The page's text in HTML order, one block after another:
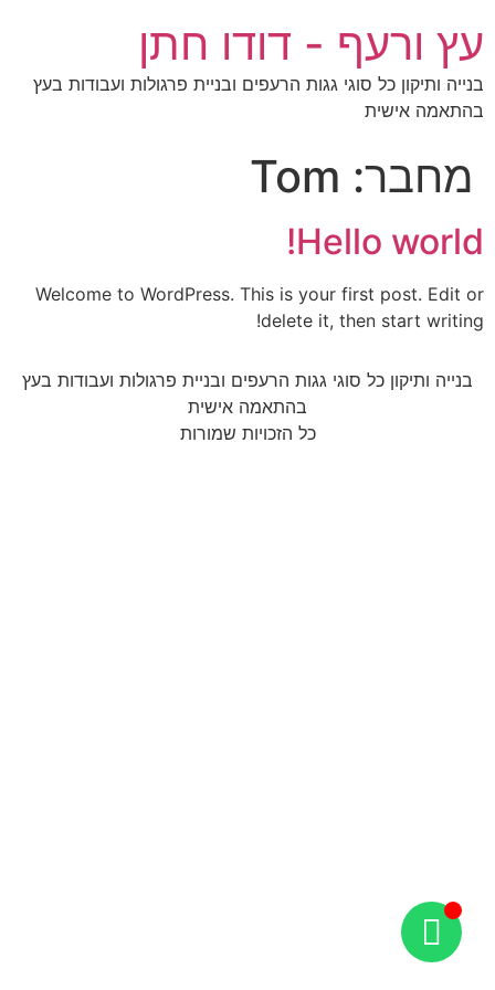
עץ ורעף - דודו חתן
בנייה ותיקון כל סוגי גגות הרעפים ובניית פרגולות ועבודות בעץ
בהתאמה אישית
מחבר: Tom
Hello world!
Welcome to WordPress. This is your first post. Edit or
delete it, then start writing!
בנייה ותיקון כל סוגי גגות הרעפים ובניית פרגולות ועבודות בעץ
בהתאמה אישית
כל הזכויות שמורות